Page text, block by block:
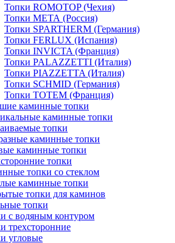
Топки ROMOTOP (Чехия)
Топки МЕТА (Россия)
Топки SPARTHERM (Германия)
Топки FERLUX (Испания)
Топки INVICTA (Франция)
Топки PALAZZETTI (Италия)
Топки PIAZZETTA (Италия)
Топки SCHMID (Германия)
Топки TOTEM (Франция)
каминные топки
каминные топки
топки
каминные топки
каминные топки
топки
топки со стеклом
каминные топки
топки для каминов
топки
с водяным контуром
трехсторонние
угловые